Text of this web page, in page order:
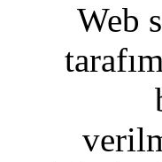
Web